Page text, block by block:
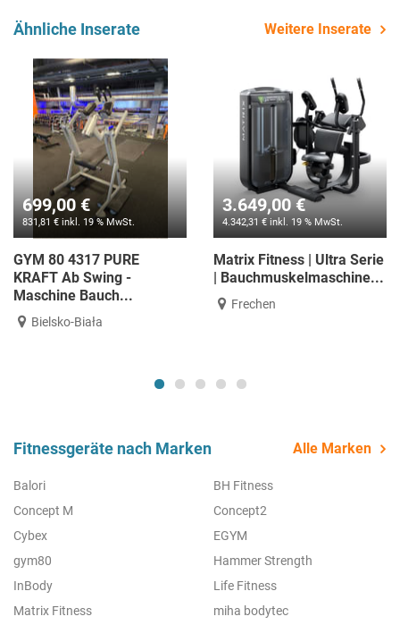
Ähnliche Inserate Weitere Inserate
699,00 €
831,81 € inkl. 19 % MwSt.
GYM 80 4317 PURE
KRAFT Ab Swing -
Maschine Bauch...
Bielsko-Biała
3.649,00 €
4.342,31 € inkl. 19 % MwSt.
Matrix Fitness | Ultra Serie
| Bauchmuskelmaschine...
Frechen
Fitnessgeräte nach Marken Alle Marken
Balori
BH Fitness
Concept M
Concept2
Cybex
EGYM
gym80
Hammer Strength
InBody
Life Fitness
Matrix Fitness
miha bodytec